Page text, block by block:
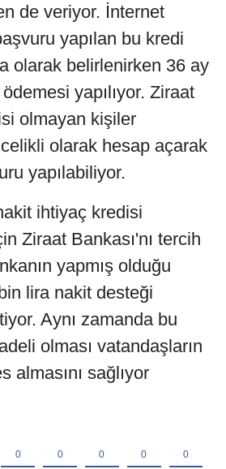
de veriyor. İnternet
yapılan bu kredi
olarak belirlenirken 36 ay
yapılıyor. Ziraat
olmayan kişiler
olarak hesap açarak
yapılabiliyor.
ihtiyaç kredisi
Ziraat Bankası'nı tercih
yapmış olduğu
lira nakit desteği
Aynı zamanda bu
olması vatandaşların
almasını sağlıyor